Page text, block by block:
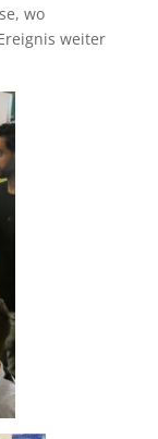
wo
weiter